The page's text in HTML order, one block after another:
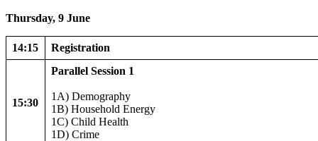
Thursday, 9 June
14:15 Registration
15:30
Parallel Session 1
1A) Demography
1B) Household Energy
1C) Child Health
1D) Crime